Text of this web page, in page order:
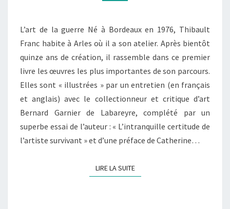
L’art de la guerre Né à Bordeaux en 1976, Thibault
Franc habite à Arles où il a son atelier. Après bientôt
quinze ans de création, il rassemble dans ce premier
livre les œuvres les plus importantes de son parcours.
Elles sont « illustrées » par un entretien (en français
et anglais) avec le collectionneur et critique d’art
Bernard Garnier de Labareyre, complété par un
superbe essai de l’auteur : « L’intranquille certitude de
l’artiste survivant » et d’une préface de Catherine…
LIRE LA SUITELIRE LA SUITE